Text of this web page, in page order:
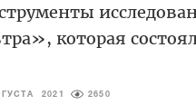
которая
2021 2650